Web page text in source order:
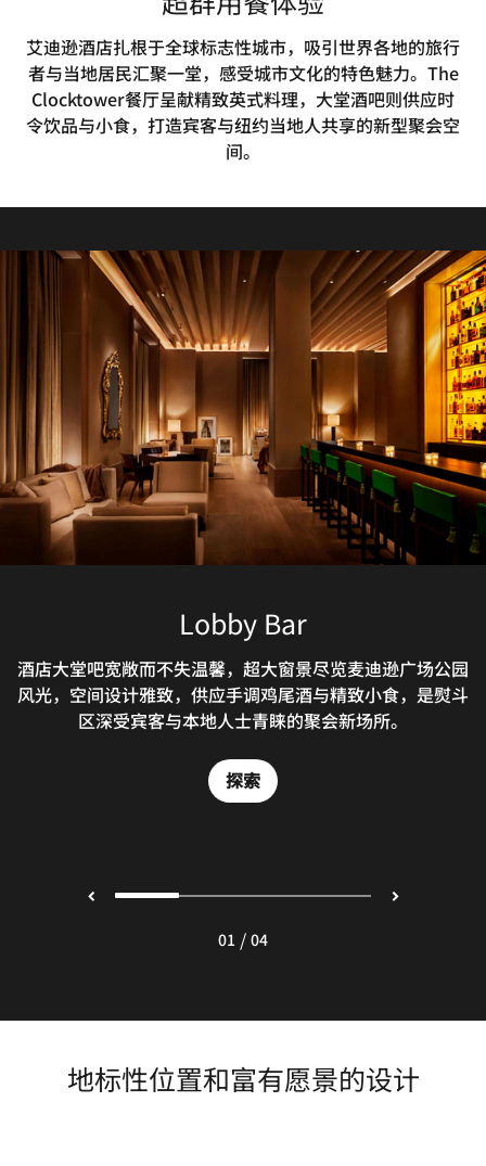
艾迪逊酒店扎根于全球标志性城市，吸引世界各地的旅行
者与当地居民汇聚一堂，感受城市文化的特色魅力。The
Clocktower餐厅呈献精致英式料理，大堂酒吧则供应时
令饮品与小食，打造宾客与纽约当地人共享的新型聚会空
间。
Lobby Bar
酒店大堂吧宽敞而不失温馨，超大窗景尽览麦迪逊广场公园
风光，空间设计雅致，供应手调鸡尾酒与精致小食，是熨斗
区深受宾客与本地人士青睐的聚会新场所。
探索
The Clocktower
The Clocktower餐厅堪称曼哈顿中城的一处历史空间，供
应焕新演绎的酒馆经典美食与时令食材烹制的英式料理，是
熨斗区颇具人气的用餐选择，也是纽约诺玛德区广受好评的
探索
Gold Bar
在24k金箔吧台落座，品尝口感丰富的鸡尾酒，纵享惬意感
受。熨斗区The Gold酒吧还提供全套餐厅菜单，为食客缔
造精致晚餐体验。
探索
Room Service
无论是惬意的床上早餐，还是在客房内畅享全日送餐服务，
我们提供丰富多样的餐食选择，可满足各类口味偏好。
探索
01 / 04
地标性位置和富有愿景的设计